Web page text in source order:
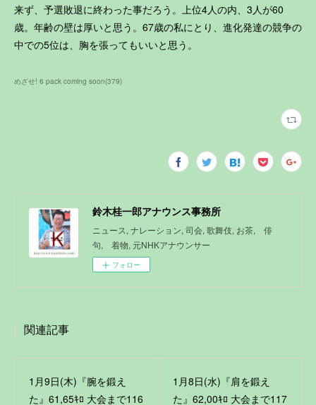
来ず、予選敗退に終わった事だろう。上位4人の内、3人が60
歳。年齢の壁は厚いと思う。67歳の私にとり、進化発達の競争の
中での5位は、胸を張ってもいいと思う。
めざせ! 6 pack coming soon(379)
鈴木桂一郎アナウンス事務所
ニュース, ナレーション, 司会, 歌舞伎, お茶, 俳
句, 着物, 元NHKアナウンサー
フォロー
関連記事
1月9日(木)『腕を鍛え
た』61,65ｷﾛ 大会まで116
1月8日(水)『肩を鍛え
た』62,00ｷﾛ 大会まで117